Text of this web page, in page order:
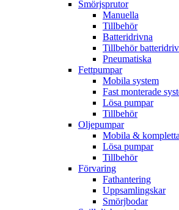
Smörjsprutor
Manuella
Tillbehör
Batteridrivna
Tillbehör
Pneumatiska
Fettpumpar
Mobila system
Fast monterade
Lösa pumpar
Tillbehör
Oljepumpar
Mobila &
Lösa pumpar
Tillbehör
Förvaring
Fathantering
Uppsamlingskar
Smörjbodar